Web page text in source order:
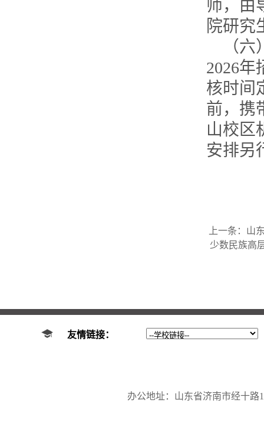
师，由
院研究
（
2026年
核时间
前，携
山校区
安排另
上一条： 山
少数民族高
友情链接：
办公地址：山东省济南市经十路